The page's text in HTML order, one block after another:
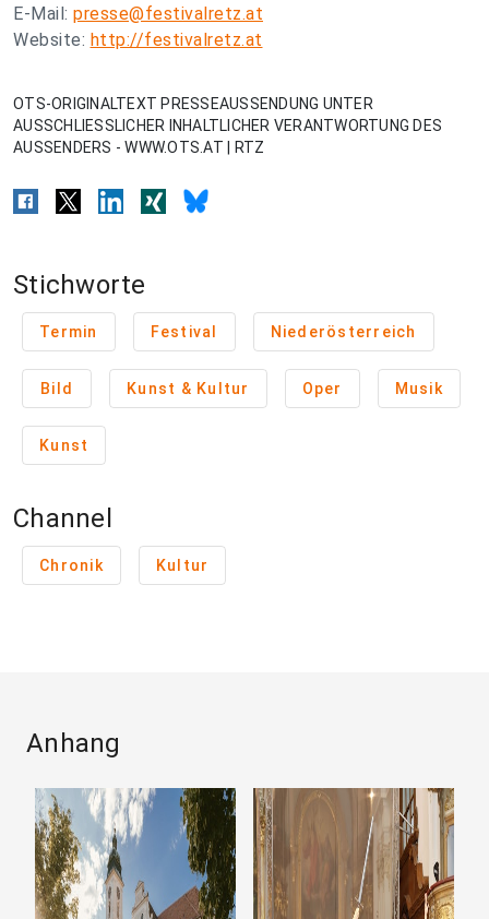
E-Mail: presse@festivalretz.at
Website: http://festivalretz.at
OTS-ORIGINALTEXT PRESSEAUSSENDUNG UNTER
AUSSCHLIESSLICHER INHALTLICHER VERANTWORTUNG DES
AUSSENDERS - WWW.OTS.AT | RTZ
Stichworte
Termin Festival Niederösterreich
Bild Kunst & Kultur Oper Musik
Kunst
Channel
Chronik Kultur
Anhang